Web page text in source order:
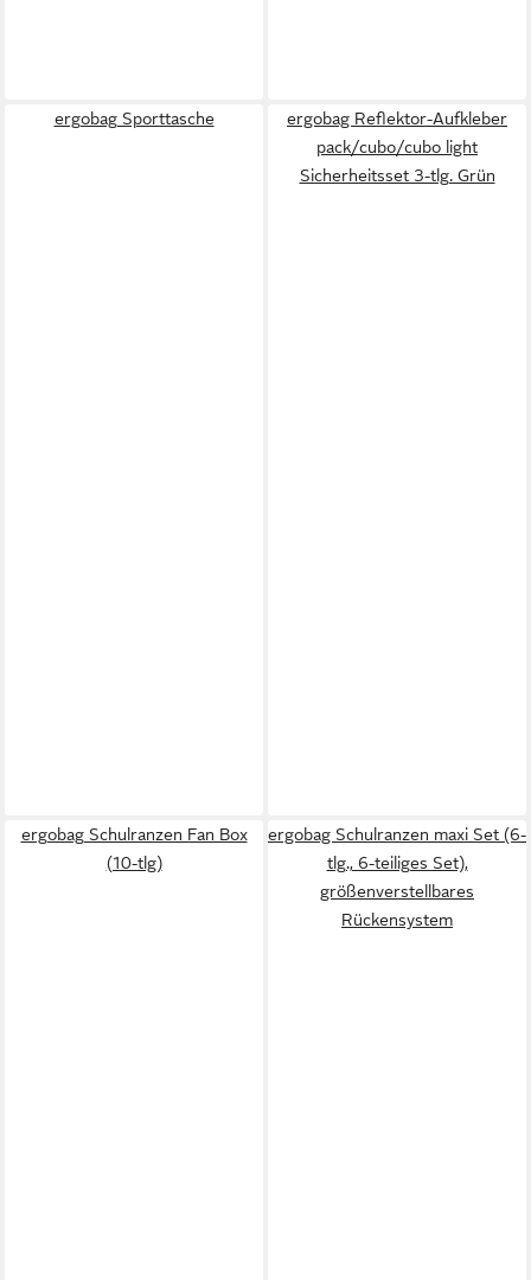
ergobag Sporttasche
ergobag Reflektor-Aufkleber
pack/cubo/cubo light
Sicherheitsset 3-tlg. Grün
ergobag Schulranzen Fan Box
(10-tlg)
ergobag Schulranzen maxi Set (6-
tlg., 6-teiliges Set),
größenverstellbares
Rückensystem